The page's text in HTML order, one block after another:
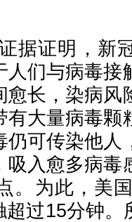
据证明，新
们与病毒接
长，染病风
大量病毒颗
可传染他人
吸入愈多病毒
。为此，美
过15分钟。